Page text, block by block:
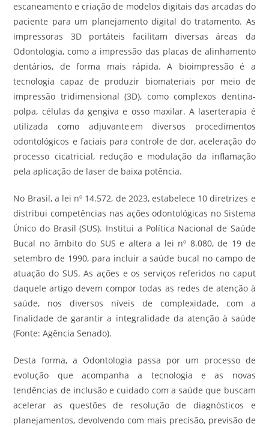
escaneamento e criação de modelos digitais das arcadas do
paciente para um planejamento digital do tratamento. As
impressoras 3D portáteis facilitam diversas áreas da
Odontologia, como a impressão das placas de alinhamento
dentários, de forma mais rápida. A bioimpressão é a
tecnologia capaz de produzir biomateriais por meio de
impressão tridimensional (3D), como complexos dentina-
polpa, células da gengiva e osso maxilar. A laserterapia é
utilizada como adjuvante em diversos procedimentos
odontológicos e faciais para controle de dor, aceleração do
processo cicatricial, redução e modulação da inflamação
pela aplicação de laser de baixa potência.
No Brasil, a lei nº 14.572, de 2023, estabelece 10 diretrizes e
distribui competências nas ações odontológicas no Sistema
Único do Brasil (SUS). Institui a Política Nacional de Saúde
Bucal no âmbito do SUS e altera a lei nº 8.080, de 19 de
setembro de 1990, para incluir a saúde bucal no campo de
atuação do SUS. As ações e os serviços referidos no caput
daquele artigo devem compor todas as redes de atenção à
saúde, nos diversos níveis de complexidade, com a
finalidade de garantir a integralidade da atenção à saúde
(Fonte: Agência Senado).
Desta forma, a Odontologia passa por um processo de
evolução que acompanha a tecnologia e as novas
tendências de inclusão e cuidado com a saúde que buscam
acelerar as questões de resolução de diagnósticos e
planejamentos, devolvendo com mais precisão, previsão de